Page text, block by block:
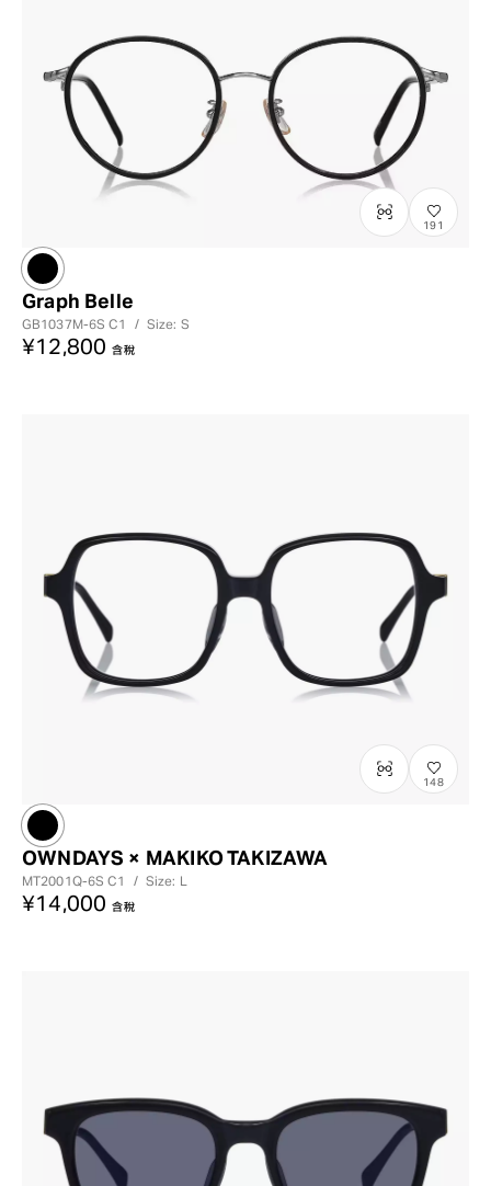
191
Graph Belle
GB1037M-6SC1 / Size: S
¥12,800 含稅
148
OWNDAYS × MAKIKO TAKIZAWA
MT2001Q-6SC1 / Size: L
¥14,000 含稅
?